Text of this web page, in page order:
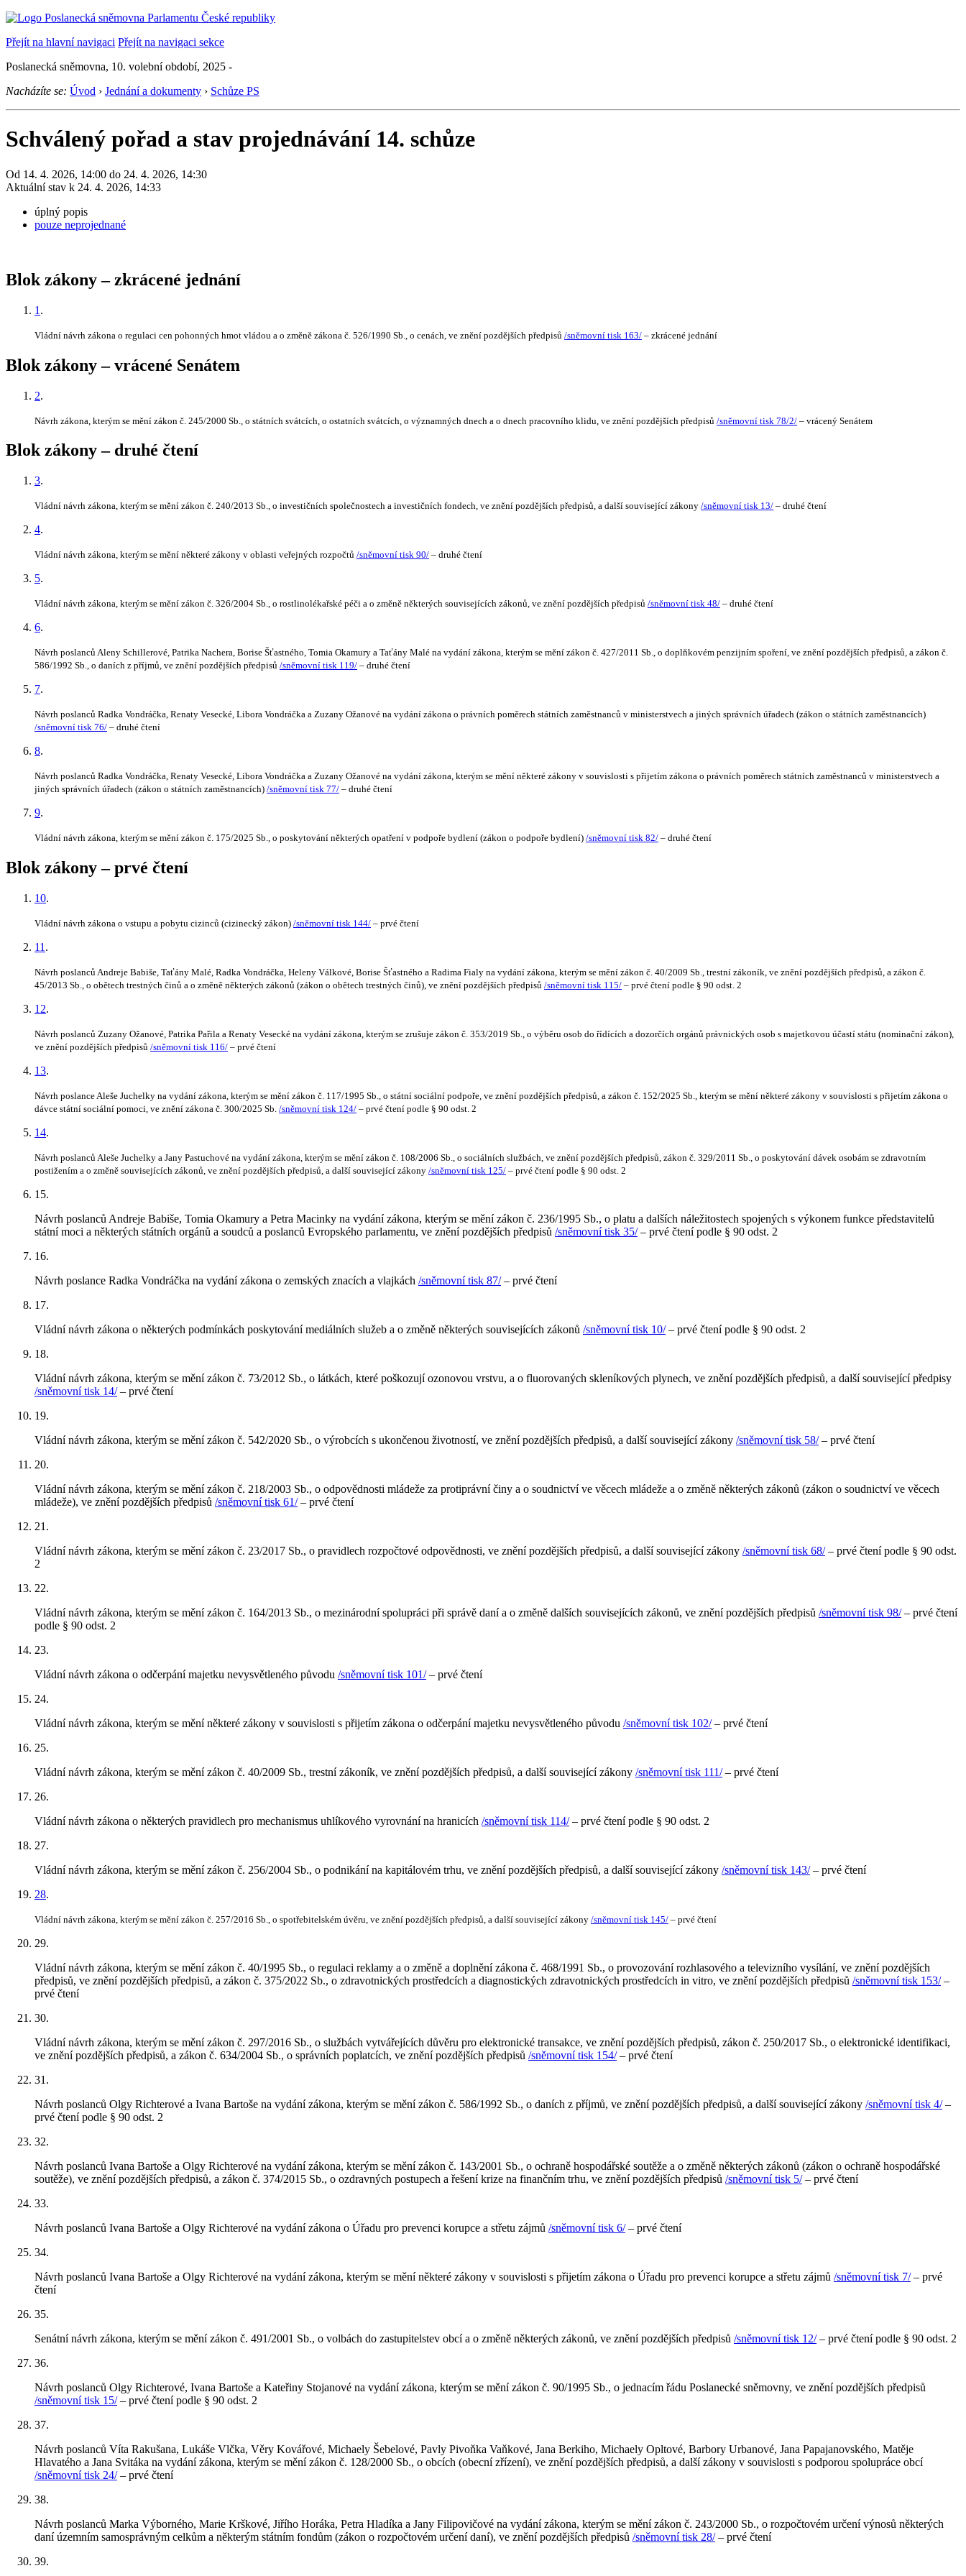
Přejít na hlavní navigaci Přejít na navigaci sekce
Poslanecká sněmovna, 10. volební období, 2025 -
Nacházíte se: Úvod › Jednání a dokumenty › Schůze PS
Schválený pořad a stav projednávání 14. schůze
Od 14. 4. 2026, 14:00 do 24. 4. 2026, 14:30
Aktuální stav k 24. 4. 2026, 14:33
úplný popis
pouze neprojednané
Blok zákony – zkrácené jednání
1 .
Vládní návrh zákona o regulaci cen pohonných hmot vládou a o změně zákona č. 526/1990 Sb., o cenách, ve znění pozdějších předpisů /sněmovní tisk 163/ – zkrácené jednání
Blok zákony – vrácené Senátem
2.
Návrh zákona, kterým se mění zákon č. 245/2000 Sb., o státních svátcích, o ostatních svátcích, o významných dnech a o dnech pracovního klidu, ve znění pozdějších předpisů /sněmovní tisk 78/2/ – vrácený Senátem
Blok zákony – druhé čtení
3.
Vládní návrh zákona, kterým se mění zákon č. 240/2013 Sb., o investičních společnostech a investičních fondech, ve znění pozdějších předpisů, a další související zákony /sněmovní tisk 13/ – druhé čtení
4.
Vládní návrh zákona, kterým se mění některé zákony v oblasti veřejných rozpočtů /sněmovní tisk 90/ – druhé čtení
5.
Vládní návrh zákona, kterým se mění zákon č. 326/2004 Sb., o rostlinolékařské péči a o změně některých souvisejících zákonů, ve znění pozdějších předpisů /sněmovní tisk 48/ – druhé čtení
6.
Návrh poslanců Aleny Schillerové, Patrika Nachera, Borise Šťastného, Tomia Okamury a Taťány Malé na vydání zákona, kterým se mění zákon č. 427/2011 Sb., o doplňkovém penzijním spoření, ve znění pozdějších předpisů, a zákon č.
586/1992 Sb., o daních z příjmů, ve znění pozdějších předpisů /sněmovní tisk 119/ – druhé čtení
7.
Návrh poslanců Radka Vondráčka, Renaty Vesecké, Libora Vondráčka a Zuzany Ožanové na vydání zákona o právních poměrech státních zaměstnanců v ministerstvech a jiných správních úřadech (zákon o státních zaměstnancích)
/sněmovní tisk 76/ – druhé čtení
8.
Návrh poslanců Radka Vondráčka, Renaty Vesecké, Libora Vondráčka a Zuzany Ožanové na vydání zákona, kterým se mění některé zákony v souvislosti s přijetím zákona o právních poměrech státních zaměstnanců v ministerstvech a
jiných správních úřadech (zákon o státních zaměstnancích) /sněmovní tisk 77/ – druhé čtení
9.
Vládní návrh zákona, kterým se mění zákon č. 175/2025 Sb., o poskytování některých opatření v podpoře bydlení (zákon o podpoře bydlení) /sněmovní tisk 82/ – druhé čtení
Blok zákony – prvé čtení
10.
Vládní návrh zákona o vstupu a pobytu cizinců (cizinecký zákon) /sněmovní tisk 144/ – prvé čtení
11 .
Návrh poslanců Andreje Babiše, Taťány Malé, Radka Vondráčka, Heleny Válkové, Borise Šťastného a Radima Fialy na vydání zákona, kterým se mění zákon č. 40/2009 Sb., trestní zákoník, ve znění pozdějších předpisů, a zákon č.
45/2013 Sb., o obětech trestných činů a o změně některých zákonů (zákon o obětech trestných činů), ve znění pozdějších předpisů /sněmovní tisk 115/ – prvé čtení podle § 90 odst. 2
12.
Návrh poslanců Zuzany Ožanové, Patrika Pařila a Renaty Vesecké na vydání zákona, kterým se zrušuje zákon č. 353/2019 Sb., o výběru osob do řídících a dozorčích orgánů právnických osob s majetkovou účastí státu (nominační zákon),
ve znění pozdějších předpisů /sněmovní tisk 116/ – prvé čtení
13.
Návrh poslance Aleše Juchelky na vydání zákona, kterým se mění zákon č. 117/1995 Sb., o státní sociální podpoře, ve znění pozdějších předpisů, a zákon č. 152/2025 Sb., kterým se mění některé zákony v souvislosti s přijetím zákona o
dávce státní sociální pomoci, ve znění zákona č. 300/2025 Sb. /sněmovní tisk 124/ – prvé čtení podle § 90 odst. 2
14.
Návrh poslanců Aleše Juchelky a Jany Pastuchové na vydání zákona, kterým se mění zákon č. 108/2006 Sb., o sociálních službách, ve znění pozdějších předpisů, zákon č. 329/2011 Sb., o poskytování dávek osobám se zdravotním
postižením a o změně souvisejících zákonů, ve znění pozdějších předpisů, a další související zákony /sněmovní tisk 125/ – prvé čtení podle § 90 odst. 2
15.
Návrh poslanců Andreje Babiše, Tomia Okamury a Petra Macinky na vydání zákona, kterým se mění zákon č. 236/1995 Sb., o platu a dalších náležitostech spojených s výkonem funkce představitelů
státní moci a některých státních orgánů a soudců a poslanců Evropského parlamentu, ve znění pozdějších předpisů /sněmovní tisk 35/– prvé čtení podle § 90 odst. 2
16.
Návrh poslance Radka Vondráčka na vydání zákona o zemských znacích a vlajkách /sněmovní tisk 87/– prvé čtení
17.
Vládní návrh zákona o některých podmínkách poskytování mediálních služeb a o změně některých souvisejících zákonů /sněmovní tisk 10/– prvé čtení podle § 90 odst. 2
18.
Vládní návrh zákona, kterým se mění zákon č. 73/2012 Sb., o látkách, které poškozují ozonovou vrstvu, a o fluorovaných skleníkových plynech, ve znění pozdějších předpisů, a další související předpisy
/sněmovní tisk 14/– prvé čtení
19.
Vládní návrh zákona, kterým se mění zákon č. 542/2020 Sb., o výrobcích s ukončenou životností, ve znění pozdějších předpisů, a další související zákony /sněmovní tisk 58/– prvé čtení
20.
Vládní návrh zákona, kterým se mění zákon č. 218/2003 Sb., o odpovědnosti mládeže za protiprávní činy a o soudnictví ve věcech mládeže a o změně některých zákonů (zákon o soudnictví ve věcech
mládeže), ve znění pozdějších předpisů /sněmovní tisk 61/– prvé čtení
21 .
Vládní návrh zákona, kterým se mění zákon č. 23/2017 Sb., o pravidlech rozpočtové odpovědnosti, ve znění pozdějších předpisů, a další související zákony /sněmovní tisk 68/– prvé čtení podle § 90 odst.
2
22.
Vládní návrh zákona, kterým se mění zákon č. 164/2013 Sb., o mezinárodní spolupráci při správě daní a o změně dalších souvisejících zákonů, ve znění pozdějších předpisů /sněmovní tisk 98/– prvé čtení
podle § 90 odst. 2
23.
Vládní návrh zákona o odčerpání majetku nevysvětleného původu /sněmovní tisk 101/– prvé čtení
24.
Vládní návrh zákona, kterým se mění některé zákony v souvislosti s přijetím zákona o odčerpání majetku nevysvětleného původu /sněmovní tisk 102/– prvé čtení
25.
Vládní návrh zákona, kterým se mění zákon č. 40/2009 Sb., trestní zákoník, ve znění pozdějších předpisů, a další související zákony /sněmovní tisk 111/– prvé čtení
26.
Vládní návrh zákona o některých pravidlech pro mechanismus uhlíkového vyrovnání na hranicích /sněmovní tisk 114/– prvé čtení podle § 90 odst. 2
27.
Vládní návrh zákona, kterým se mění zákon č. 256/2004 Sb., o podnikání na kapitálovém trhu, ve znění pozdějších předpisů, a další související zákony /sněmovní tisk 143/– prvé čtení
28.
Vládní návrh zákona, kterým se mění zákon č. 257/2016 Sb., o spotřebitelském úvěru, ve znění pozdějších předpisů, a další související zákony /sněmovní tisk 145/ – prvé čtení
29.
Vládní návrh zákona, kterým se mění zákon č. 40/1995 Sb., o regulaci reklamy a o změně a doplnění zákona č. 468/1991 Sb., o provozování rozhlasového a televizního vysílání, ve znění pozdějších
předpisů, ve znění pozdějších předpisů, a zákon č. 375/2022 Sb., o zdravotnických prostředcích a diagnostických zdravotnických prostředcích in vitro, ve znění pozdějších předpisů /sněmovní tisk 153/–
prvé čtení
30.
Vládní návrh zákona, kterým se mění zákon č. 297/2016 Sb., o službách vytvářejících důvěru pro elektronické transakce, ve znění pozdějších předpisů, zákon č. 250/2017 Sb., o elektronické identifikaci,
ve znění pozdějších předpisů, a zákon č. 634/2004 Sb., o správních poplatcích, ve znění pozdějších předpisů /sněmovní tisk 154/– prvé čtení
31 .
Návrh poslanců Olgy Richterové a Ivana Bartoše na vydání zákona, kterým se mění zákon č. 586/1992 Sb., o daních z příjmů, ve znění pozdějších předpisů, a další související zákony /sněmovní tisk 4/–
prvé čtení podle § 90 odst. 2
32.
Návrh poslanců Ivana Bartoše a Olgy Richterové na vydání zákona, kterým se mění zákon č. 143/2001 Sb., o ochraně hospodářské soutěže a o změně některých zákonů (zákon o ochraně hospodářské
soutěže), ve znění pozdějších předpisů, a zákon č. 374/2015 Sb., o ozdravných postupech a řešení krize na finančním trhu, ve znění pozdějších předpisů /sněmovní tisk 5/– prvé čtení
33.
Návrh poslanců Ivana Bartoše a Olgy Richterové na vydání zákona o Úřadu pro prevenci korupce a střetu zájmů /sněmovní tisk 6/– prvé čtení
34.
Návrh poslanců Ivana Bartoše a Olgy Richterové na vydání zákona, kterým se mění některé zákony v souvislosti s přijetím zákona o Úřadu pro prevenci korupce a střetu zájmů /sněmovní tisk 7/– prvé
čtení
35.
Senátní návrh zákona, kterým se mění zákon č. 491/2001 Sb., o volbách do zastupitelstev obcí a o změně některých zákonů, ve znění pozdějších předpisů /sněmovní tisk 12/– prvé čtení podle § 90 odst. 2
36.
Návrh poslanců Olgy Richterové, Ivana Bartoše a Kateřiny Stojanové na vydání zákona, kterým se mění zákon č. 90/1995 Sb., o jednacím řádu Poslanecké sněmovny, ve znění pozdějších předpisů
/sněmovní tisk 15/– prvé čtení podle § 90 odst. 2
37.
Návrh poslanců Víta Rakušana, Lukáše Vlčka, Věry Kovářové, Michaely Šebelové, Pavly Pivoňka Vaňkové, Jana Berkiho, Michaely Opltové, Barbory Urbanové, Jana Papajanovského, Matěje
Hlavatého a Jana Svitáka na vydání zákona, kterým se mění zákon č. 128/2000 Sb., o obcích (obecní zřízení), ve znění pozdějších předpisů, a další zákony v souvislosti s podporou spolupráce obcí
/sněmovní tisk 24/– prvé čtení
38.
Návrh poslanců Marka Výborného, Marie Krškové, Jiřího Horáka, Petra Hladíka a Jany Filipovičové na vydání zákona, kterým se mění zákon č. 243/2000 Sb., o rozpočtovém určení výnosů některých
daní územním samosprávným celkům a některým státním fondům (zákon o rozpočtovém určení daní), ve znění pozdějších předpisů /sněmovní tisk 28/– prvé čtení
39.